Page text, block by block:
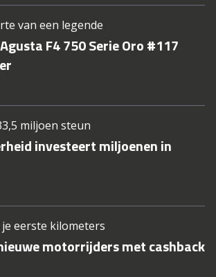
van een legende
F4 750 Serie Oro #117
miljoen steun
investeert miljoenen in
eerste kilometers
motorrijders met cashback